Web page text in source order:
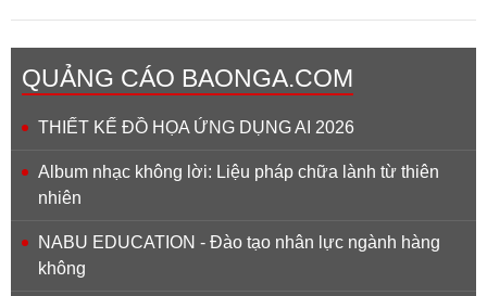
QUẢNG CÁO BAONGA.COM
THIẾT KẾ ĐỒ HỌA ỨNG DỤNG AI 2026
Album nhạc không lời: Liệu pháp chữa lành từ thiên
nhiên
NABU EDUCATION - Đào tạo nhân lực ngành hàng
không